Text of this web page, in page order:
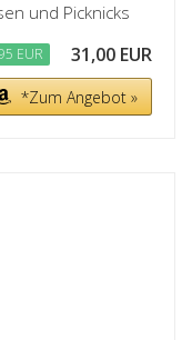
und Picknicks
EUR 31,00 EUR
*Zum Angebot »